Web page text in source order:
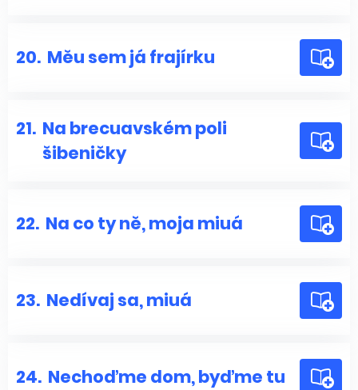
20. Měu sem já frajírku
21. Na brecuavském poli
šibeničky
22. Na co ty ně, moja miuá
23. Nedívaj sa, miuá
24. Nechoďme dom, byďme tu